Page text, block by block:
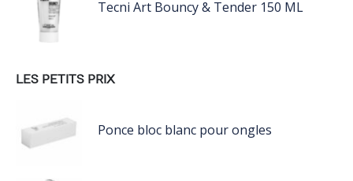
Tecni Art Bouncy & Tender 150 ML
LES PETITS PRIX
Ponce bloc blanc pour ongles